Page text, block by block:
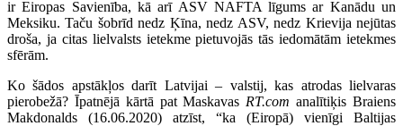
ir Eiropas Savienība, kā arī ASV NAFTA līgums ar Kanādu un
Meksiku. Taču šobrīd nedz Ķīna, nedz ASV, nedz Krievija nejūtas
droša, ja citas lielvalsts ietekme pietuvojās tās iedomātām ietekmes
sfērām.
Ko šādos apstākļos darīt Latvijai – valstij, kas atrodas lielvaras
pierobežā? Īpatnējā kārtā pat MaskavasRT.com analītiķis Braiens
Makdonalds (16.06.2020) atzīst, “ka (Eiropā) vienīgi Baltijas